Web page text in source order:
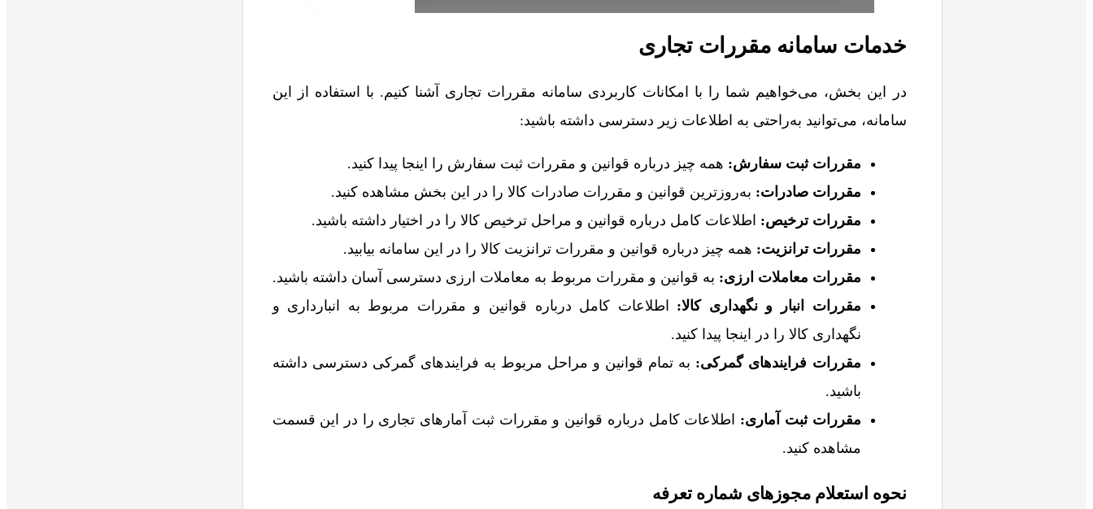
خدمات سامانه مقررات تجاری
در این بخش، می‌خواهیم شما را با امکانات کاربردی سامانه مقررات تجاری آشنا کنیم. با استفاده از این
سامانه، می‌توانید به‌راحتی به اطلاعات زیر دسترسی داشته باشید:
مقررات ثبت سفارش: همه چیز درباره قوانین و مقررات ثبت سفارش را اینجا پیدا کنید.
مقررات صادرات: به‌روزترین قوانین و مقررات صادرات کالا را در این بخش مشاهده کنید.
مقررات ترخیص: اطلاعات کامل درباره قوانین و مراحل ترخیص کالا را در اختیار داشته باشید.
مقررات ترانزیت: همه چیز درباره قوانین و مقررات ترانزیت کالا را در این سامانه بیابید.
مقررات معاملات ارزی: به قوانین و مقررات مربوط به معاملات ارزی دسترسی آسان داشته باشید.
مقررات انبار و نگهداری کالا: اطلاعات کامل درباره قوانین و مقررات مربوط به انبارداری و
نگهداری کالا را در اینجا پیدا کنید.
مقررات فرایندهای گمرکی: به تمام قوانین و مراحل مربوط به فرایندهای گمرکی دسترسی داشته
باشید.
مقررات ثبت آماری: اطلاعات کامل درباره قوانین و مقررات ثبت آمارهای تجاری را در این قسمت
مشاهده کنید.
نحوه استعلام مجوزهای شماره تعرفه